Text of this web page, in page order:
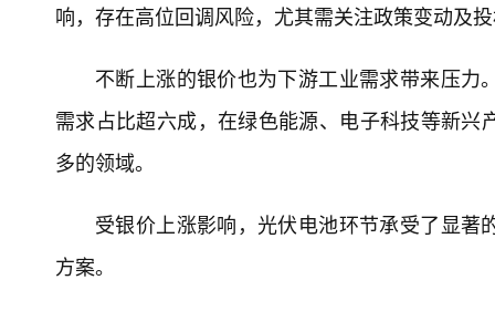
响，存在高位回调风险，尤其需关注政策变动及
不断上涨的银价也为下游工业需求带来压
需求占比超六成，在绿色能源、电子科技等新
多的领域。
受银价上涨影响，光伏电池环节承受了显
方案。